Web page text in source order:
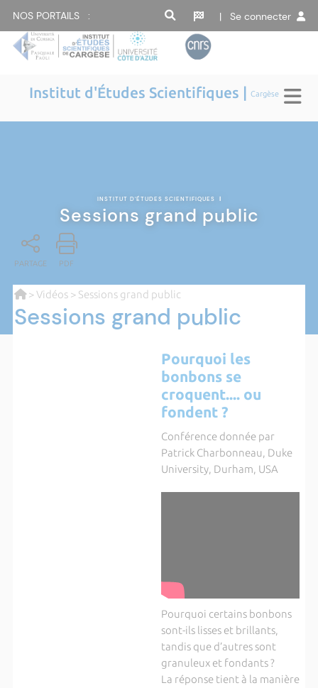
NOS PORTAILS : | Se connecter
Institut d'Études Scientifiques |Cargèse
INSTITUT D'ÉTUDES SCIENTIFIQUES |
Sessions grand public
PARTAGE PDF
>Vidéos> Sessions grand public
Sessions grand public
Pourquoi les
bonbons se
croquent.... ou
fondent ?
Conférence donnée par
Patrick Charbonneau, Duke
University, Durham, USA
Pourquoi certains bonbons
sont-ils lisses et brillants,
tandis que d’autres sont
granuleux et fondants ?
La réponse tient à la manière